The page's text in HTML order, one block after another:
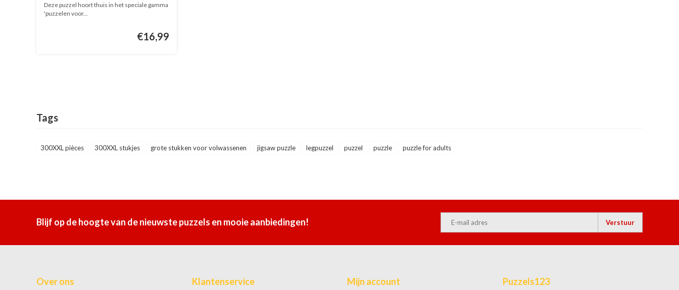
Deze puzzel hoort thuis in het speciale gamma
'puzzelen voor...
€16,99
Tags
300XXL pièces 300XXL stukjes grote stukken voor volwassenen jigsaw puzzle legpuzzel puzzel puzzle puzzle for adults
Blijf op de hoogte van de nieuwste puzzels en mooie aanbiedingen! Verstuur
Over ons Klantenservice Mijn account Puzzels123